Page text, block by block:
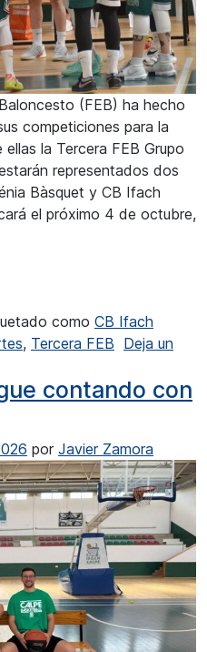
(FEB) ha hecho
competiciones para la
la Tercera FEB Grupo
representados dos
Bàsquet y CB Ifach
el próximo 4 de octubre,
como CB Ifach
, Tercera FEB Deja un
contando con
por Javier Zamora